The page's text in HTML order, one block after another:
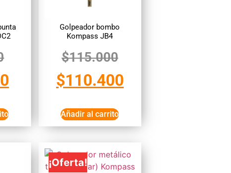
Golpeador bombo
Kompass JB4
$115.000
$110.400
Añadir al carrito
¡Oferta!